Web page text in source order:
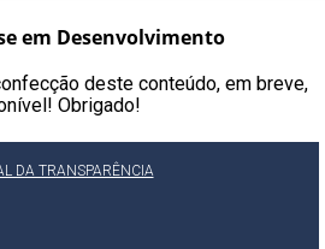
em Desenvolvimento
deste conteúdo, em breve,
Obrigado!
DA TRANSPARÊNCIA